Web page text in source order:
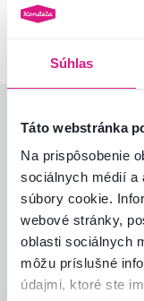
Súhlas
Táto webstránka
Na prispôsobenie
sociálnych médií a
súbory cookie.
webové stránky,
oblasti sociálnych
môžu príslušné
údajmi, ktoré ste
Hodnotenia
5,0
4recenzie